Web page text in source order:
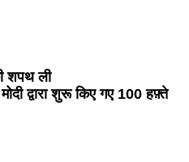
शपथ ली
द्वारा शुरू किए गए 100 हफ़्ते